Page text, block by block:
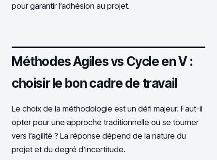
pour garantir l’adhésion au projet.
Méthodes Agiles vs Cycle en V :
choisir le bon cadre de travail
Le choix de la méthodologie est un défi majeur. Faut-il
opter pour une approche traditionnelle ou se tourner
vers l’agilité ? La réponse dépend de la nature du
projet et du degré d’incertitude.